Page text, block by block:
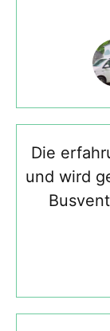
Die
und wird